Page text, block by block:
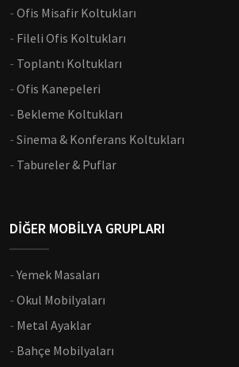
- Ofis Misafir Koltukları
- Fileli Ofis Koltukları
- Toplantı Koltukları
- Ofis Kanepeleri
- Bekleme Koltukları
- Sinema & Konferans Koltukları
- Tabureler & Puflar
DİĞER MOBİLYA GRUPLARI
-Yemek Masaları
- Okul Mobilyaları
- Metal Ayaklar
- Bahçe Mobilyaları